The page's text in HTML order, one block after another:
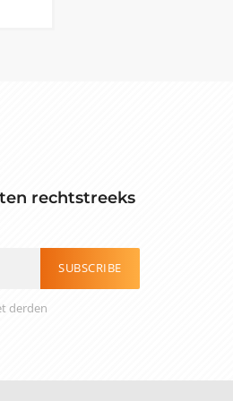
rechtstreeks
SUBSCRIBE
derden